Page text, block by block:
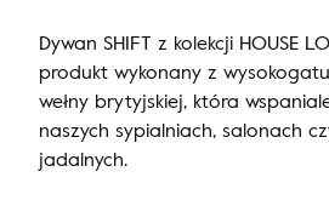
Dywan SHIFT z kolekcji HOUSE
produkt wykonany z
wełny brytyjskiej, która
naszych sypialniach, salonach
jadalnych.